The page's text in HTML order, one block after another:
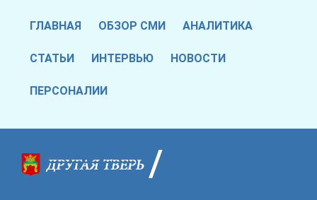
ГЛАВНАЯ ОБЗОР СМИ АНАЛИТИКА
СТАТЬИ ИНТЕРВЬЮ НОВОСТИ
ПЕРСОНАЛИИ